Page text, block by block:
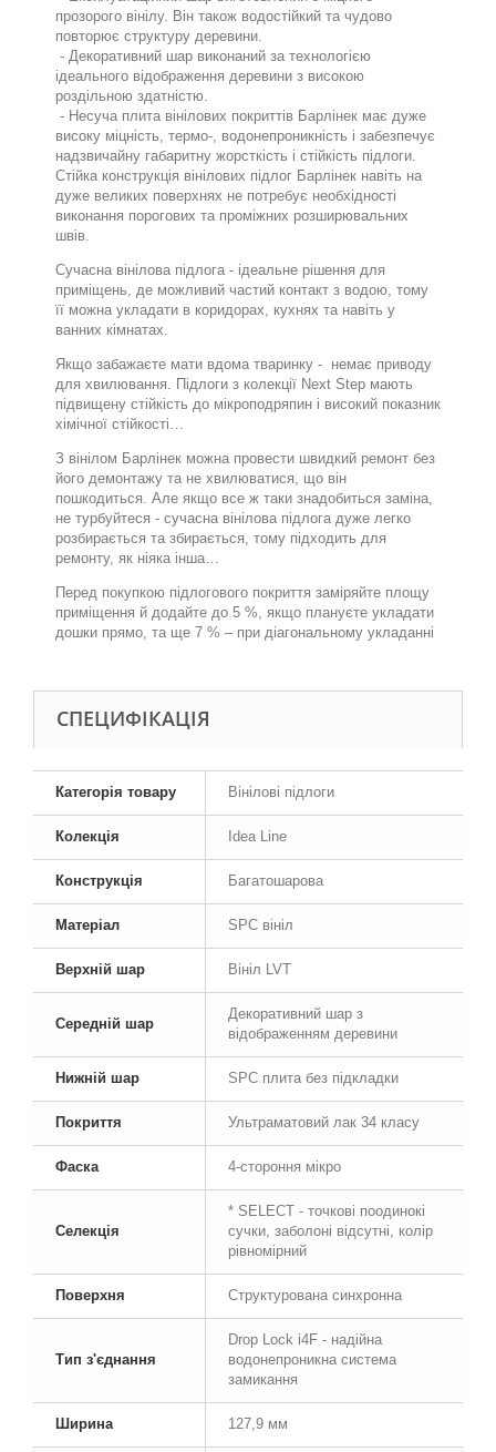
прозорого вінілу. Він також водостійкий та чудово
повторює структуру деревини.
- Декоративний шар виконаний за технологією
ідеального відображення деревини з високою
роздільною здатністю.
- Несуча плита вінілових покриттів Барлінек має дуже
високу міцність, термо-, водонепроникність і забезпечує
надзвичайну габаритну жорсткість і стійкість підлоги.
Стійка конструкція вінілових підлог Барлінек навіть на
дуже великих поверхнях не потребує необхідності
виконання порогових та проміжних розширювальних
швів.
Сучасна вінілова підлога - ідеальне рішення для
приміщень, де можливий частий контакт з водою, тому
її можна укладати в коридорах, кухнях та навіть у
ванних кімнатах.
Якщо забажаєте мати вдома тваринку - немає приводу
для хвилювання. Підлоги з колекції Next Step мають
підвищену стійкість до мікроподряпин і високий показник
хімічної стійкості…
З вінілом Барлінек можна провести швидкий ремонт без
його демонтажу та не хвилюватися, що він
пошкодиться. Але якщо все ж таки знадобиться заміна,
не турбуйтеся - сучасна вінілова підлога дуже легко
розбирається та збирається, тому підходить для
ремонту, як ніяка інша…
Перед покупкою підлогового покриття заміряйте площу
приміщення й додайте до 5 %, якщо плануєте укладати
дошки прямо, та ще 7 % – при діагональному укладанні
СПЕЦИФІКАЦІЯ
Категорія товару Вінілові підлоги
Колекція Idea Line
Конструкція Багатошарова
Матеріал SPC вініл
Верхній шар Вініл LVT
Середній шар
Декоративний шар з
відображенням деревини
Нижній шар SPC плита без підкладки
Покриття Ультраматовий лак 34 класу
Фаска 4-стороння мікро
Селекція
* SELECT - точкові поодинокі
сучки, заболоні відсутні, колір
рівномірний
Поверхня Структурована синхронна
Тип з'єднання
Drop Lock i4F - надійна
водонепроникна система
замикання
Ширина 127,9 мм